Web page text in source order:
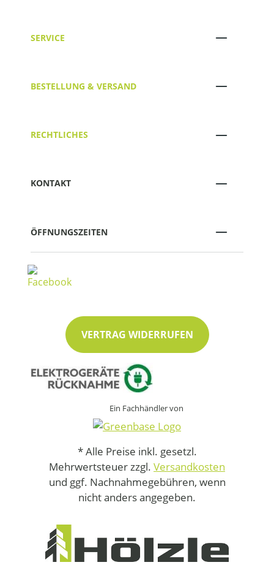
SERVICE
BESTELLUNG & VERSAND
RECHTLICHES
KONTAKT
ÖFFNUNGSZEITEN
VERTRAG WIDERRUFEN
Ein Fachhändler von
* Alle Preise inkl. gesetzl.
Mehrwertsteuer zzgl. Versandkosten
und ggf. Nachnahmegebühren, wenn
nicht anders angegeben.